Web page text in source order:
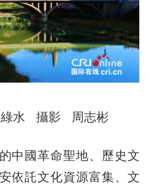
水 攝影 周志彬
國革命聖地、歷史文
依託文化資源富集、文